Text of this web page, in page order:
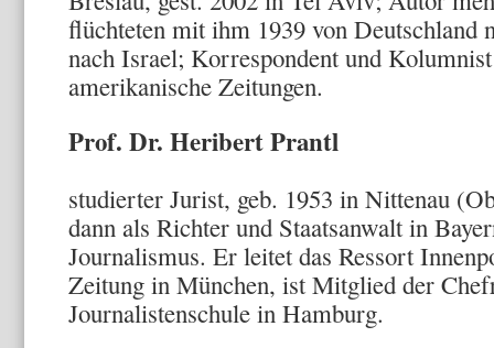
flüchteten mit ihm 1939 von Deutschland
nach Israel; Korrespondent und
amerikanische Zeitungen.
Prof. Dr.
studierter Jurist, geb. 1953 in Nittenau
dann als Richter und Staatsanwalt in
Journalismus. Er leitet das Ressort
Zeitung in München, ist Mitglied der
Journalistenschule in Hamburg.